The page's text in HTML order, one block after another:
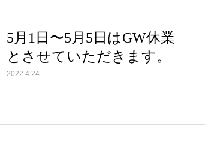
5月1日〜5月5日はGW休業
とさせていただきます。
2022.4.24